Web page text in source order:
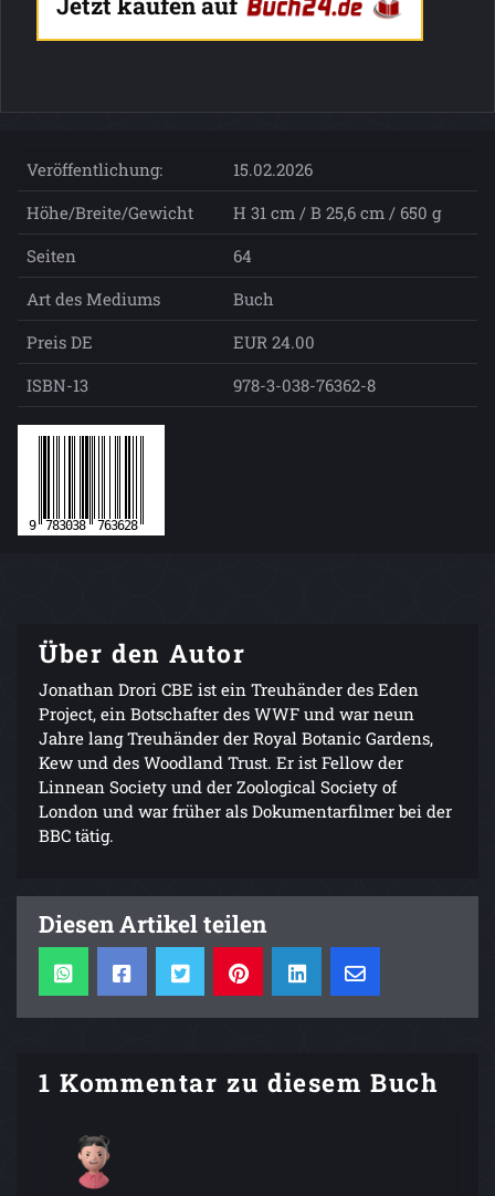
Veröffentlichung:
15.02.2026
Höhe/Breite/Gewicht
H 31 cm / B 25,6 cm / 650 g
Seiten
64
Art des Mediums
Buch
Preis DE
EUR 24.00
ISBN-13
978-3-038-76362-8
Über den Autor
Jonathan Drori CBE ist ein Treuhänder des Eden
Project, ein Botschafter des WWF und war neun
Jahre lang Treuhänder der Royal Botanic Gardens,
Kew und des Woodland Trust. Er ist Fellow der
Linnean Society und der Zoological Society of
London und war früher als Dokumentarfilmer bei der
BBC tätig.
Diesen Artikel teilen
1 Kommentar zu diesem Buch